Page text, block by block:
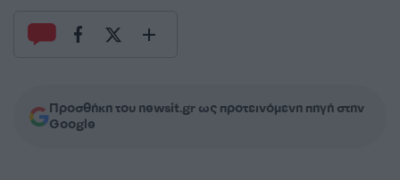
Προσθήκη του newsit.gr ως προτεινόμενη πηγή στην
Google